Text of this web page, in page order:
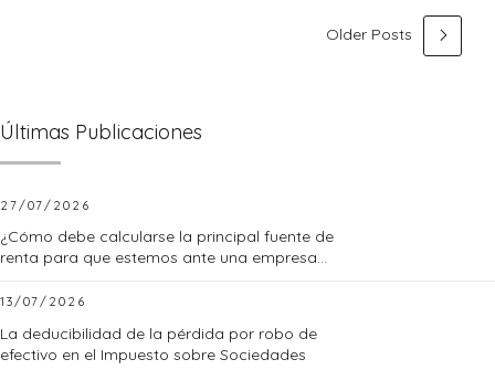
Older Posts
Últimas Publicaciones
27/07/2026
¿Cómo debe calcularse la principal fuente de
renta para que estemos ante una empresa
13/07/2026
La deducibilidad de la pérdida por robo de
efectivo en el Impuesto sobre Sociedades